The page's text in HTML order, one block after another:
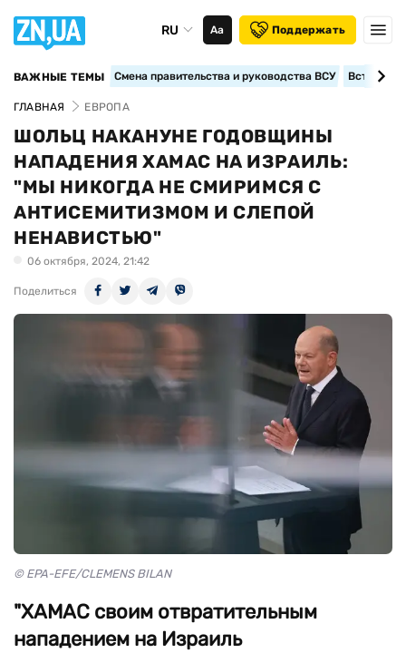
RU Аа Поддержать
ВАЖНЫЕ ТЕМЫ Смена правительства и руководства ВСУ
ГЛАВНАЯ ЕВРОПА
ШОЛЬЦ НАКАНУНЕ ГОДОВЩИНЫ
НАПАДЕНИЯ ХАМАС НА ИЗРАИЛЬ:
"МЫ НИКОГДА НЕ СМИРИМСЯ С
АНТИСЕМИТИЗМОМ И СЛЕПОЙ
НЕНАВИСТЬЮ"
06 октября, 2024, 21:42
Поделиться
© EPA-EFE/CLEMENS BILAN
"ХАМАС своим отвратительным
нападением на Израиль